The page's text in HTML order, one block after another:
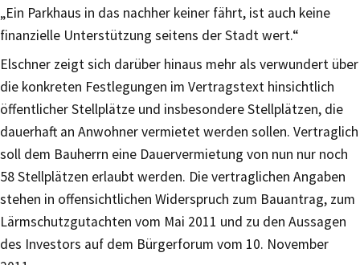
„Ein Parkhaus in das nachher keiner fährt, ist auch keine
finanzielle Unterstützung seitens der Stadt wert.“
Elschner zeigt sich darüber hinaus mehr als verwundert über
die konkreten Festlegungen im Vertragstext hinsichtlich
öffentlicher Stellplätze und insbesondere Stellplätzen, die
dauerhaft an Anwohner vermietet werden sollen. Vertraglich
soll dem Bauherrn eine Dauervermietung von nun nur noch
58 Stellplätzen erlaubt werden. Die vertraglichen Angaben
stehen in offensichtlichen Widerspruch zum Bauantrag, zum
Lärmschutzgutachten vom Mai 2011 und zu den Aussagen
des Investors auf dem Bürgerforum vom 10. November